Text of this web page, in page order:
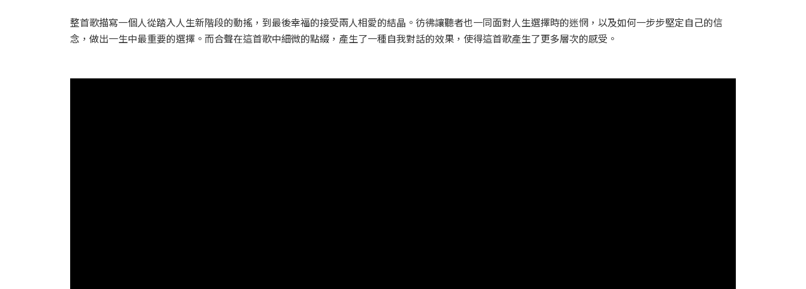
整首歌描寫一個人從踏入人生新階段的動搖，到最後幸福的接受兩人相愛的結晶。彷彿讓聽者也一同面對人生選擇時的迷惘，以及如何一步步堅定自己的信
念，做出一生中最重要的選擇。而合聲在這首歌中細微的點綴，產生了一種自我對話的效果，使得這首歌產生了更多層次的感受。